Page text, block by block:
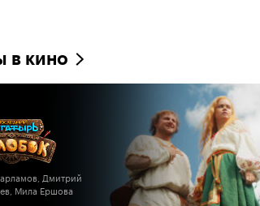
в кино
Дмитрий
Мила Ершова